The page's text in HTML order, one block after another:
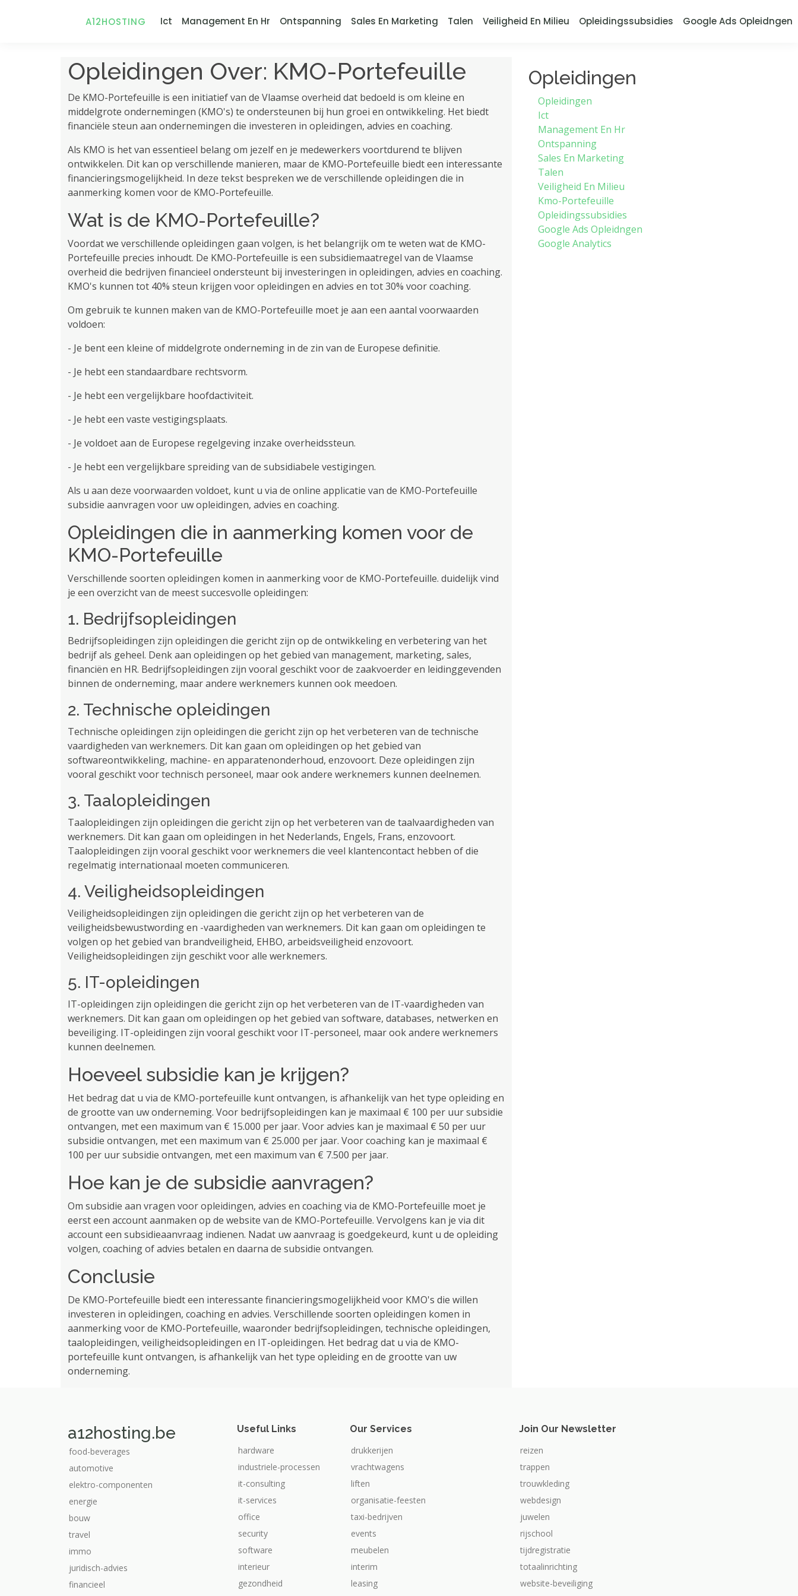
A12HOSTING Ict Management En Hr Ontspanning Sales En Marketing Talen Veiligheid En Milieu Opleidingssubsidies Google Ads Opleidngen
Opleidingen Over: KMO-Portefeuille
De KMO-Portefeuille is een initiatief van de Vlaamse overheid dat bedoeld is om kleine en
middelgrote ondernemingen (KMO's) te ondersteunen bij hun groei en ontwikkeling. Het biedt
financiële steun aan ondernemingen die investeren in opleidingen, advies en coaching.
Als KMO is het van essentieel belang om jezelf en je medewerkers voortdurend te blijven
ontwikkelen. Dit kan op verschillende manieren, maar de KMO-Portefeuille biedt een interessante
financieringsmogelijkheid. In deze tekst bespreken we de verschillende opleidingen die in
aanmerking komen voor de KMO-Portefeuille.
Wat is de KMO-Portefeuille?
Voordat we verschillende opleidingen gaan volgen, is het belangrijk om te weten wat de KMO-
Portefeuille precies inhoudt. De KMO-Portefeuille is een subsidiemaatregel van de Vlaamse
overheid die bedrijven financieel ondersteunt bij investeringen in opleidingen, advies en coaching.
KMO's kunnen tot 40% steun krijgen voor opleidingen en advies en tot 30% voor coaching.
Om gebruik te kunnen maken van de KMO-Portefeuille moet je aan een aantal voorwaarden
voldoen:
- Je bent een kleine of middelgrote onderneming in de zin van de Europese definitie.
- Je hebt een standaardbare rechtsvorm.
- Je hebt een vergelijkbare hoofdactiviteit.
- Je hebt een vaste vestigingsplaats.
- Je voldoet aan de Europese regelgeving inzake overheidssteun.
- Je hebt een vergelijkbare spreiding van de subsidiabele vestigingen.
Als u aan deze voorwaarden voldoet, kunt u via de online applicatie van de KMO-Portefeuille
subsidie ​​aanvragen voor uw opleidingen, advies en coaching.
Opleidingen die in aanmerking komen voor de
KMO-Portefeuille
Verschillende soorten opleidingen komen in aanmerking voor de KMO-Portefeuille. duidelijk vind
je een overzicht van de meest succesvolle opleidingen:
1. Bedrijfsopleidingen
Bedrijfsopleidingen zijn opleidingen die gericht zijn op de ontwikkeling en verbetering van het
bedrijf als geheel. Denk aan opleidingen op het gebied van management, marketing, sales,
financiën en HR. Bedrijfsopleidingen zijn vooral geschikt voor de zaakvoerder en leidinggevenden
binnen de onderneming, maar andere werknemers kunnen ook meedoen.
2. Technische opleidingen
Technische opleidingen zijn opleidingen die gericht zijn op het verbeteren van de technische
vaardigheden van werknemers. Dit kan gaan om opleidingen op het gebied van
softwareontwikkeling, machine- en apparatenonderhoud, enzovoort. Deze opleidingen zijn
vooral geschikt voor technisch personeel, maar ook andere werknemers kunnen deelnemen.
3. Taalopleidingen
Taalopleidingen zijn opleidingen die gericht zijn op het verbeteren van de taalvaardigheden van
werknemers. Dit kan gaan om opleidingen in het Nederlands, Engels, Frans, enzovoort.
Taalopleidingen zijn vooral geschikt voor werknemers die veel klantencontact hebben of die
regelmatig internationaal moeten communiceren.
4. Veiligheidsopleidingen
Veiligheidsopleidingen zijn opleidingen die gericht zijn op het verbeteren van de
veiligheidsbewustwording en -vaardigheden van werknemers. Dit kan gaan om opleidingen te
volgen op het gebied van brandveiligheid, EHBO, arbeidsveiligheid enzovoort.
Veiligheidsopleidingen zijn geschikt voor alle werknemers.
5. IT-opleidingen
IT-opleidingen zijn opleidingen die gericht zijn op het verbeteren van de IT-vaardigheden van
werknemers. Dit kan gaan om opleidingen op het gebied van software, databases, netwerken en
beveiliging. IT-opleidingen zijn vooral geschikt voor IT-personeel, maar ook andere werknemers
kunnen deelnemen.
Hoeveel subsidie ​​kan je krijgen?
Het bedrag dat u via de KMO-portefeuille kunt ontvangen, is afhankelijk van het type opleiding en
de grootte van uw onderneming. Voor bedrijfsopleidingen kan je maximaal € 100 per uur subsidie
​​ontvangen, met een maximum van € 15.000 per jaar. Voor advies kan je maximaal € 50 per uur
subsidie ​​ontvangen, met een maximum van € 25.000 per jaar. Voor coaching kan je maximaal €
100 per uur subsidie ​​ontvangen, met een maximum van € 7.500 per jaar.
Hoe kan je de subsidie ​​aanvragen?
Om subsidie ​​aan vragen voor opleidingen, advies en coaching via de KMO-Portefeuille moet je
eerst een account aanmaken op de website van de KMO-Portefeuille. Vervolgens kan je via dit
account een subsidieaanvraag indienen. Nadat uw aanvraag is goedgekeurd, kunt u de opleiding
volgen, coaching of advies betalen en daarna de subsidie ​​ontvangen.
Conclusie
De KMO-Portefeuille biedt een interessante financieringsmogelijkheid voor KMO's die willen
investeren in opleidingen, coaching en advies. Verschillende soorten opleidingen komen in
aanmerking voor de KMO-Portefeuille, waaronder bedrijfsopleidingen, technische opleidingen,
taalopleidingen, veiligheidsopleidingen en IT-opleidingen. Het bedrag dat u via de KMO-
portefeuille kunt ontvangen, is afhankelijk van het type opleiding en de grootte van uw
onderneming.
Opleidingen
Opleidingen
Ict
Management En Hr
Ontspanning
Sales En Marketing
Talen
Veiligheid En Milieu
Kmo-Portefeuille
Opleidingssubsidies
Google Ads Opleidngen
Google Analytics
a12hosting.be
food-beverages
automotive
elektro-componenten
energie
bouw
travel
immo
juridisch-advies
financieel
Useful Links
hardware
industriele-processen
it-consulting
it-services
office
security
software
interieur
gezondheid
Our Services
drukkerijen
vrachtwagens
liften
organisatie-feesten
taxi-bedrijven
events
meubelen
interim
leasing
Join Our Newsletter
reizen
trappen
trouwkleding
webdesign
juwelen
rijschool
tijdregistratie
totaalinrichting
website-beveiliging